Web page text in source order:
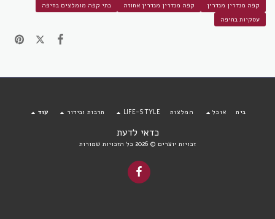
קפה מנדרין מנדרין קפה מנדרין מנדרין אחוזה
בתי קפה מומלצים בחיפה
עסקיות בחיפה
כדאי לדעת
זכויות יוצרים © 2026 כל הזכויות שמורות
בית אוכל המלצות LIFE-STYLE תרבות ובידור עוד